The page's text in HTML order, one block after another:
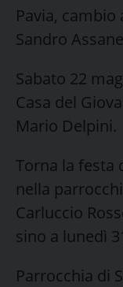
Pavia,
Sandro
Sabato 22
Casa del
Mario Delpini.
Torna la festa
nella
Carluccio
sino a lunedì
Parrocchia di